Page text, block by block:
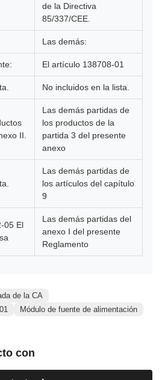
de la Directiva
85/337/CEE.
Las demás:
El artículo 138708-01
No incluidos en la lista.
II.
Las demás partidas de
los productos de la
partida 3 del presente
anexo
Las demás partidas de
los artículos del capítulo
9
05 El
Las demás partidas del
anexo I del presente
Reglamento
de la CA
Módulo de fuente de alimentación
con